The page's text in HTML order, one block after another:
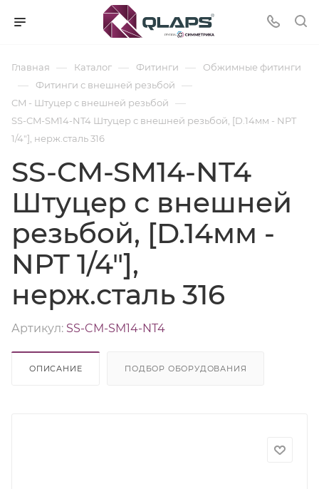
Главная — Каталог — Фитинги — Обжимные фитинги
— Фитинги с внешней резьбой —
CM - Штуцер с внешней резьбой —
SS-CM-SM14-NT4 Штуцер с внешней резьбой, [D.14мм - NPT
1/4"], нерж.сталь 316
SS-CM-SM14-NT4
Штуцер с внешней
резьбой, [D.14мм -
NPT 1/4"],
нерж.сталь 316
Артикул: SS-CM-SM14-NT4
ОПИСАНИЕ ПОДБОР ОБОРУДОВАНИЯ